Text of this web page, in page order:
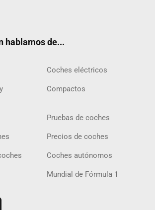
hablamos de...
Coches eléctricos
Compactos
Pruebas de coches
Precios de coches
Coches autónomos
Mundial de Fórmula 1